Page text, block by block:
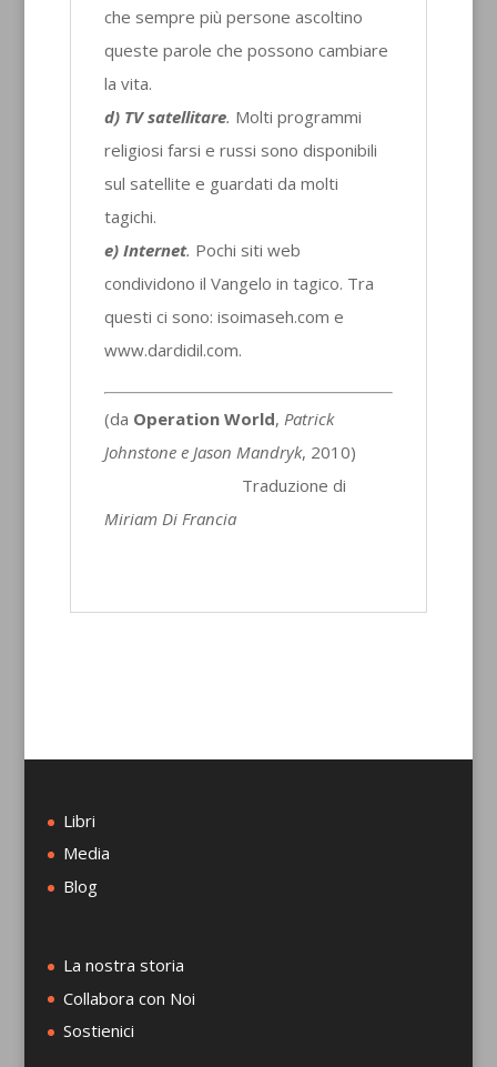
che sempre più persone ascoltino
queste parole che possono cambiare
la vita.
d) TV satellitare. Molti programmi
religiosi farsi e russi sono disponibili
sul satellite e guardati da molti
tagichi.
e) Internet. Pochi siti web
condividono il Vangelo in tagico. Tra
questi ci sono: isoimaseh.com e
www.dardidil.com.
(da Operation World, Patrick
Johnstone e Jason Mandryk, 2010)
Traduzione di
Miriam Di Francia
Libri
Media
Blog
La nostra storia
Collabora con Noi
Sostienici